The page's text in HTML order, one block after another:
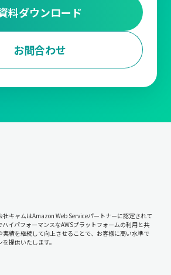
料ダウンロード
お問合わせ
社キャムはAmazon Web Serviceパートナーに認定されて
ハイパフォーマンスなAWSプラットフォームの利用と共
実績を継続して向上させることで、お客様に高い水準で
提供いたします。